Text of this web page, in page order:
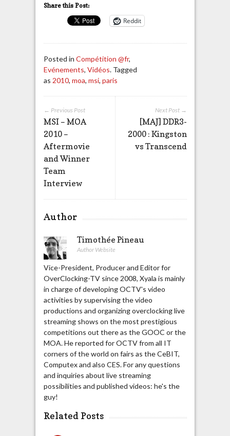
Share this Post:
Reddit
Posted in Compétition @fr,
Evénements, Vidéos. Tagged
as 2010, moa, msi, paris
Next Post →
[MAJ] DDR3-
2000 : Kingston
vs Transcend
← Previous Post
MSI – MOA
2010 –
Aftermovie
and Winner
Team
Interview
Author
Timothée Pineau
Author Website
Vice-President, Producer and Editor for
OverClocking-TV since 2008, Xyala is mainly
in charge of developing OCTV's video
activities by supervising the video
productions and organizing overclocking live
streaming shows on the most prestigious
competitions out there as the GOOC or the
MOA. He reported for OCTV from all IT
corners of the world on fairs as the CeBIT,
Computex and also CES. For any questions
and inquiries about live streaming
possibilities and published videos: he's the
guy!
Related Posts